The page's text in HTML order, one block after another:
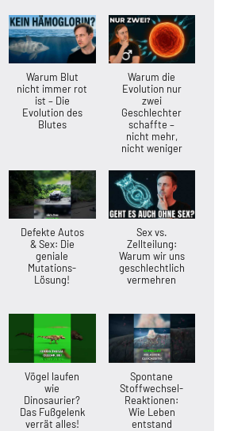
Warum Blut
nicht immer rot
ist – Die
Evolution des
Blutes
Warum die
Evolution nur
zwei
Geschlechter
schaffte –
nicht mehr,
nicht weniger
Defekte Autos
& Sex: Die
geniale
Mutations-
Lösung!
Sex vs.
Zellteilung:
Warum wir uns
geschlechtlich
vermehren
Vögel laufen
wie
Dinosaurier?
Das Fußgelenk
verrät alles!
Spontane
Stoffwechsel-
Reaktionen:
Wie Leben
entstand